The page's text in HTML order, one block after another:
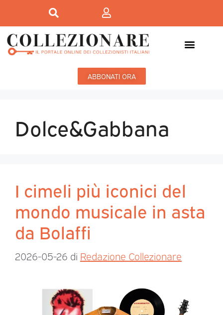
ABBONATI ORA
Dolce&Gabbana
I cimeli più iconici del
mondo musicale in asta
da Bolaffi
2026-05-26 di Redazione Collezionare